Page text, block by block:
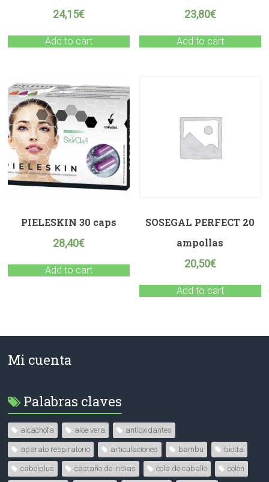
24,15€
Add to cart
23,80€
Add to cart
PIELESKIN 30 caps
28,40€
Add to cart
SOSEGAL PERFECT 20
ampollas
20,50€
Add to cart
Mi cuenta
Palabras claves
alcachofa aloe vera antioxidantes
aparato respiratorio articulaciones bambu biotta
cabelplus castaño de indias cola de caballo colon